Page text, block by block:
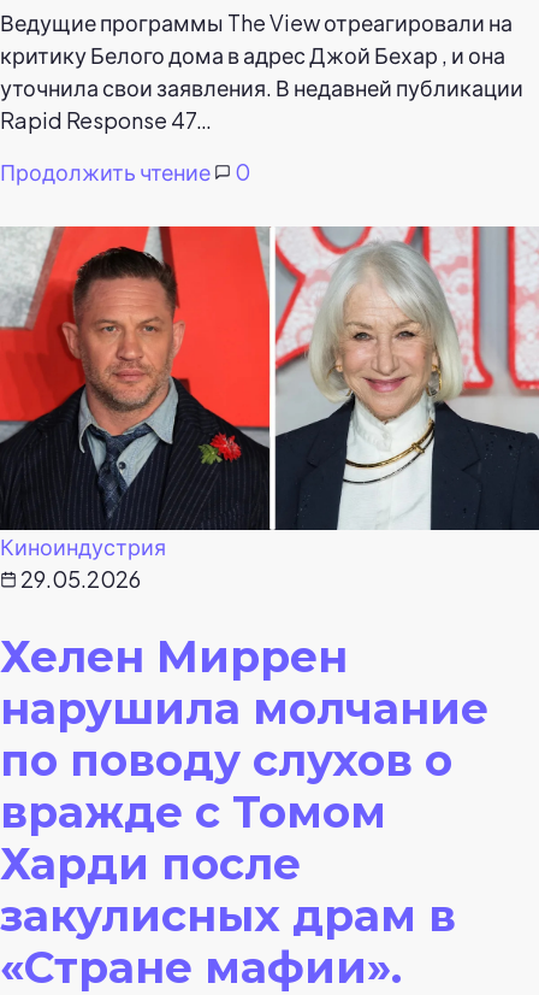
Ведущие программы The View отреагировали на
критику Белого дома в адрес Джой Бехар , и она
уточнила свои заявления. В недавней публикации
Rapid Response 47…
Продолжить чтение
0
Киноиндустрия
29.05.2026
Хелен Миррен
нарушила молчание
по поводу слухов о
вражде с Томом
Харди после
закулисных драм в
«Стране мафии».